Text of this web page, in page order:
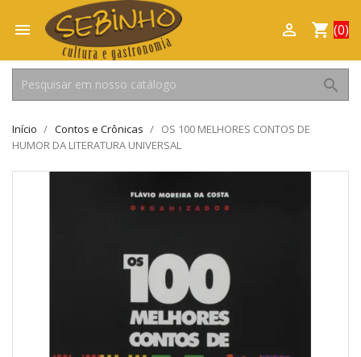
 shopping_cart (0)

search
Início Contos e Crônicas
OS 100 MELHORES CONTOS DE
HUMOR DA LITERATURA UNIVERSAL